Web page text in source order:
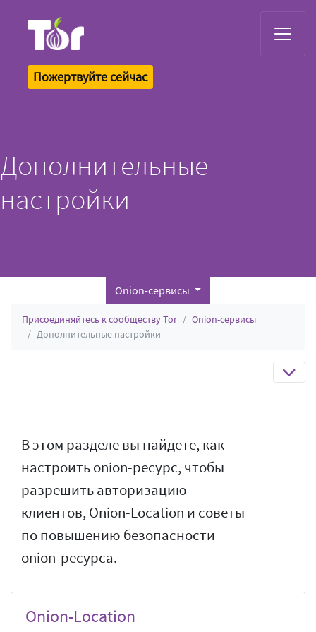
Пожертвуйте сейчас
Дополнительные
настройки
Onion-сервисы
Присоединяйтесь к сообществу Tor
Onion-сервисы
Дополнительные настройки
В этом разделе вы найдете, как
настроить onion-ресурс, чтобы
разрешить авторизацию
клиентов, Onion-Location и советы
по повышению безопасности
onion-ресурса.
Onion-Location